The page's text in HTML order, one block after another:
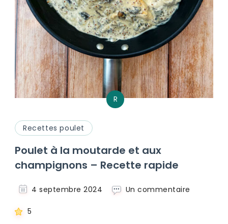
R
Recettes poulet
Poulet à la moutarde et aux
champignons – Recette rapide
4 septembre 2024 Un commentaire
5